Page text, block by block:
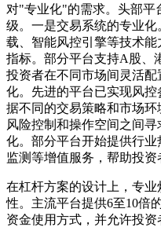
对"专业化"的需求。头部平
级。一是交易系统的专业
载、智能风控引擎等技术
指标。部分平台支持A股、
投资者在不同市场间灵活
化。先进的平台已实现风
据不同的交易策略和市场
风险控制和操作空间之间
化。部分平台开始提供行
监测等增值服务，帮助投资
在杠杆方案的设计上，专
性。主流平台提供6至10倍
资金使用方式，并允许投